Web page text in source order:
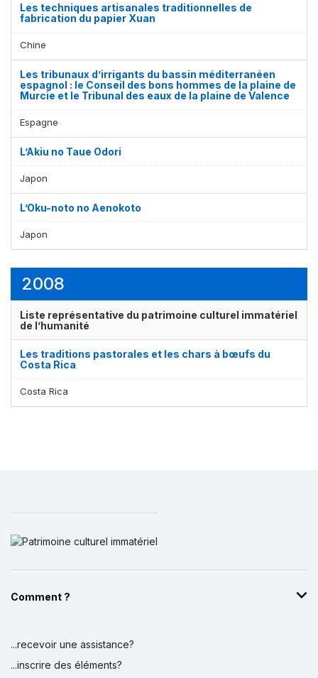
Les techniques artisanales traditionnelles de
fabrication du papier Xuan
Chine
Les tribunaux d’irrigants du bassin méditerranéen
espagnol : le Conseil des bons hommes de la plaine de
Murcie et le Tribunal des eaux de la plaine de Valence
Espagne
L’Akiu no Taue Odori
Japon
L’Oku-noto no Aenokoto
Japon
2008
Liste représentative du patrimoine culturel immatériel
de l’humanité
Les traditions pastorales et les chars à bœufs du
Costa Rica
Costa Rica
Comment ?
...recevoir une assistance?
...inscrire des éléments?